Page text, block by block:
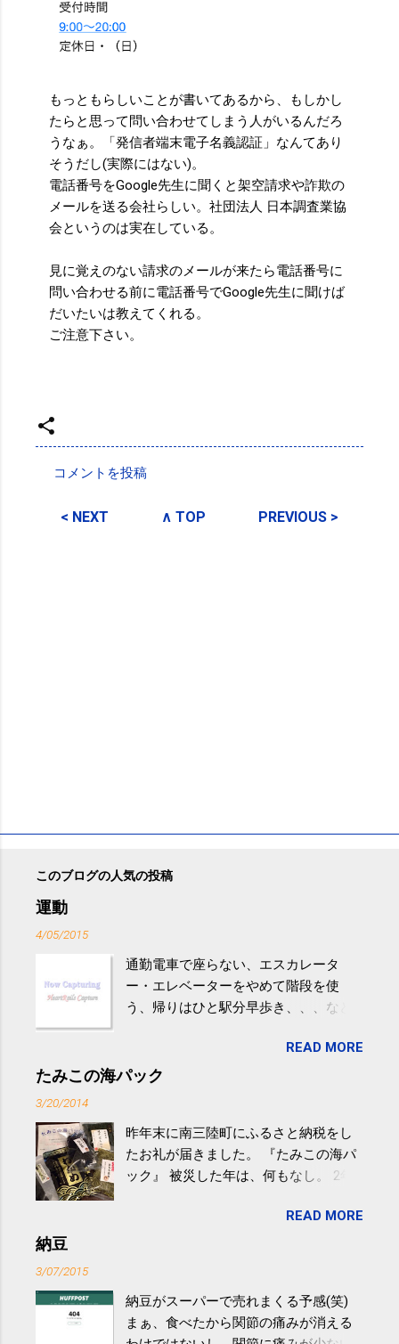
もっともらしいことが書いてあるから、もしかし
たらと思って問い合わせてしまう人がいるんだろ
うなぁ。「発信者端末電子名義認証」なんてあり
そうだし(実際にはない)。
電話番号をGoogle先生に聞くと架空請求や詐欺の
メールを送る会社らしい。社団法人 日本調査業協
会というのは実在している。
見に覚えのない請求のメールが来たら電話番号に
問い合わせる前に電話番号でGoogle先生に聞けば
だいたいは教えてくれる。
ご注意下さい。
メ
コメントを投稿
< NEXT ∧ TOP PREVIOUS >
このブログの人気の投稿
運動
4/05/2015
通勤電車で座らない、エスカレータ
ー・エレベーターをやめて階段を使
う、帰りはひと駅分早歩き、、、など
やすい。 スポーツウェア・シューズで
するものだけが運動ではない。 食べ
けると改善する、との結果を筑波大の
研究チームが発表した。改善が期待で
きるのは、過度の飲酒が原因ではない
減らなくても効果があるという。 正田
波大「減量しなくても効果」 - ニュー
ス - アピタル（医療・健康）
READ MORE
たみこの海パック
3/20/2014
昨年末に南三陸町にふるさと納税をし
たお礼が届きました。 『たみこの海パ
ック』 被災した年は、何もなし。 2年
が『たみこの海パック』。 ボランティ
全く考えていなかったので、貰えると
少しづつ復興してる感が伝わってきて
READ MORE
納豆
3/07/2015
納豆がスーパーで売れまくる予感(笑)
まぁ、食べたから関節の痛みが消える